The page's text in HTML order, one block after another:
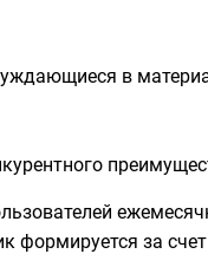
в
за